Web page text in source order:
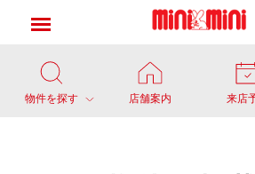
物件を探す 店舗案内 来店